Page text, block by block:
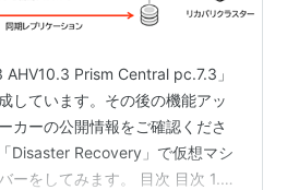
Prism Central pc.7.3」
しています。その後の機能アッ
カーの公開情報をご確認くださ
Disaster Recovery」で仮想マシ
ーをしてみます。 目次 目次 1.今